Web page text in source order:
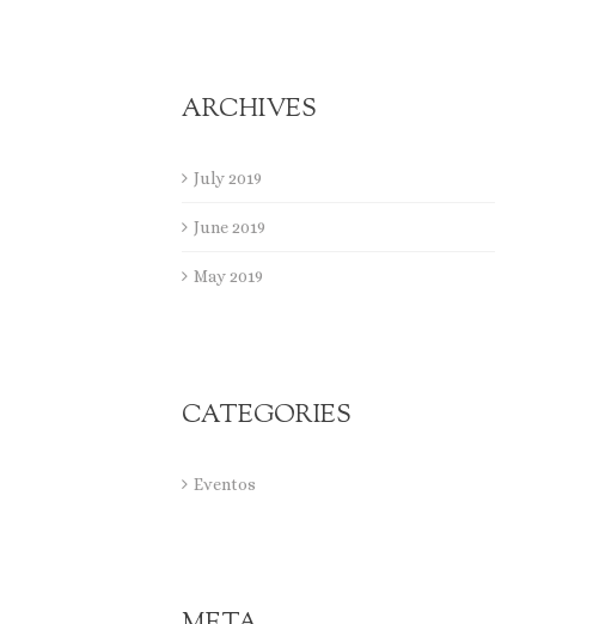
ARCHIVES
July 2019
June 2019
May 2019
CATEGORIES
Eventos